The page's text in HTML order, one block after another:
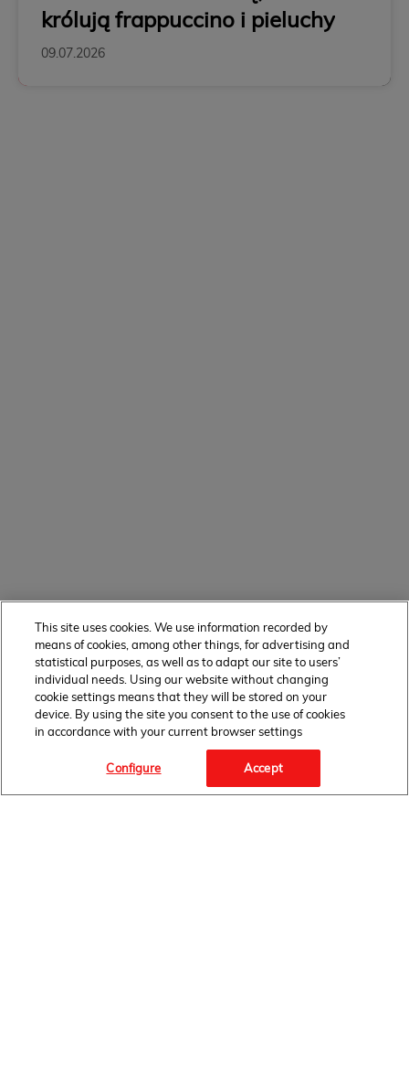
królują frappuccino i pieluchy
09.07.2026
FOLLOW
Facebook Link" target="_blank">
This site uses cookies. We use information recorded by
means of cookies, among other things, for advertising and
statistical purposes, as well as to adapt our site to users’
individual needs. Using our website without changing
cookie settings means that they will be stored on your
device. By using the site you consent to the use of cookies
in accordance with your current browser settings
Configure Accept